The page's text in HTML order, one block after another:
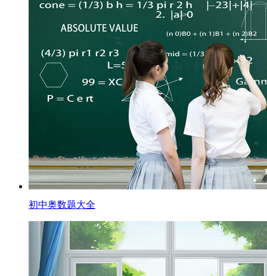
初中奥数题大全